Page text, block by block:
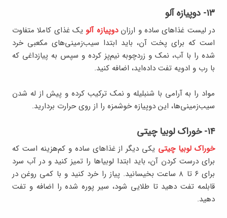
۱۳- دوپیازه آلو
در لیست غذاهای ساده و ارزاندوپیازه آلویک غذای کاملا متفاوت
است که برای پخت آن، باید ابتدا سیب‌زمینی‌های مکعبی خرد
شده را با آب، نمک و زردچوبه نیم‌پز کرده و سپس به پیازداغی که
با رب و ادویه تفت داده‌اید، اضافه کنید.
مواد را به آرامی با شنبلیله و نمک ترکیب کرده و پیش از له شدن
سیب‌زمینی‌ها، این دوپیازه خوشمزه را از روی حرارت بردارید.
۱۴- خوراک لوبیا چیتی
خوراک لوبیا چیتی یکی دیگر از غذاهای ساده و کم‌هزینه است که
برای درست کردن آن، باید ابتدا لوبیاها را تمیز کنید و در آب سرد
برای ۶ تا ۸ ساعت بخیسانید. پیاز را خرد کنید و با کمی روغن در
قابلمه تفت دهید تا طلایی شود، سیر پوره شده را اضافه و تفت
دهید.